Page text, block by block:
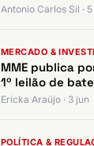
Antonio Carlos Sil ·
MERCADO &
MME publica
1º leilão de
Ericka Araújo · 3 jun
POLÍTICA &